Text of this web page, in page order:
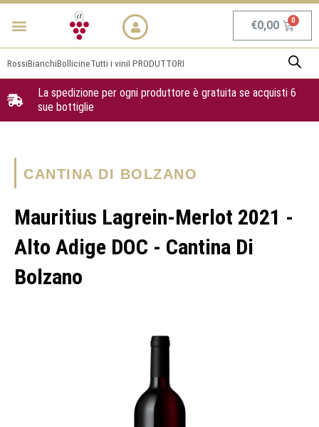
Vai
Menu €0,00
RossiBianchiBollicineTutti i viniI PRODUTTORI
La spedizione per ogni produttore è gratuita se acquisti 6
sue bottiglie
CANTINA DI BOLZANO
Mauritius Lagrein-Merlot 2021 -
Alto Adige DOC - Cantina Di
Bolzano